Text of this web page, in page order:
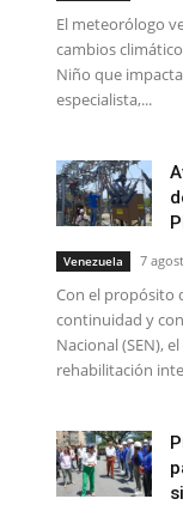
El meteorólogo
cambios
Niño que
especialista,...
Venezuela 7
Con el propósito
continuidad y
Nacional (SEN),
rehabilitación